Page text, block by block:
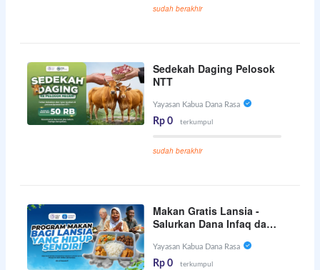
sudah berakhir
Sedekah Daging Pelosok
NTT
Yayasan Kabua Dana Rasa
Rp 0 terkumpul
sudah berakhir
Makan Gratis Lansia -
Salurkan Dana Infaq dan
Yayasan Kabua Dana Rasa
Rp 0 terkumpul